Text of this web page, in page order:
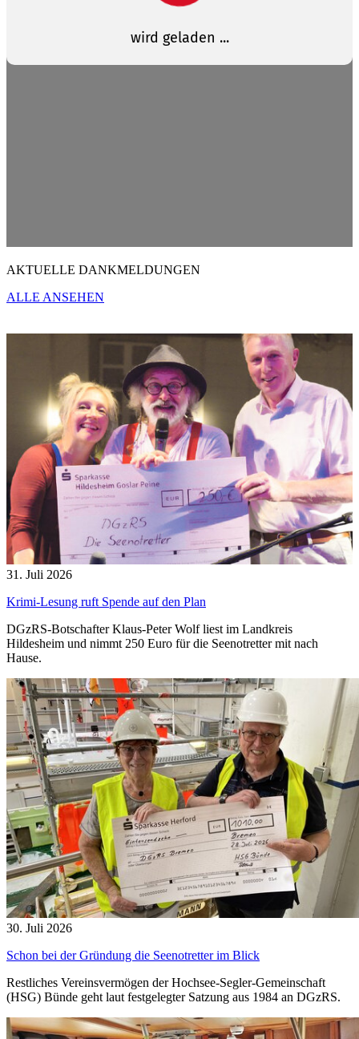
AKTUELLE DANKMELDUNGEN
ALLE ANSEHEN
31. Juli 2026
Krimi-Lesung ruft Spende auf den Plan
DGzRS-Botschafter Klaus-Peter Wolf liest im Landkreis
Hildesheim und nimmt 250 Euro für die Seenotretter mit nach
Hause.
30. Juli 2026
Schon bei der Gründung die Seenotretter im Blick
Restliches Vereinsvermögen der Hochsee-Segler-Gemeinschaft
(HSG) Bünde geht laut festgelegter Satzung aus 1984 an DGzRS.